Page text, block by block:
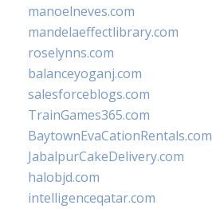
manoelneves.com
mandelaeffectlibrary.com
roselynns.com
balanceyoganj.com
salesforceblogs.com
TrainGames365.com
BaytownEvaCationRentals.com
JabalpurCakeDelivery.com
halobjd.com
intelligenceqatar.com